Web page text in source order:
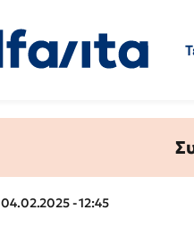
04.02.2025 - 12:45